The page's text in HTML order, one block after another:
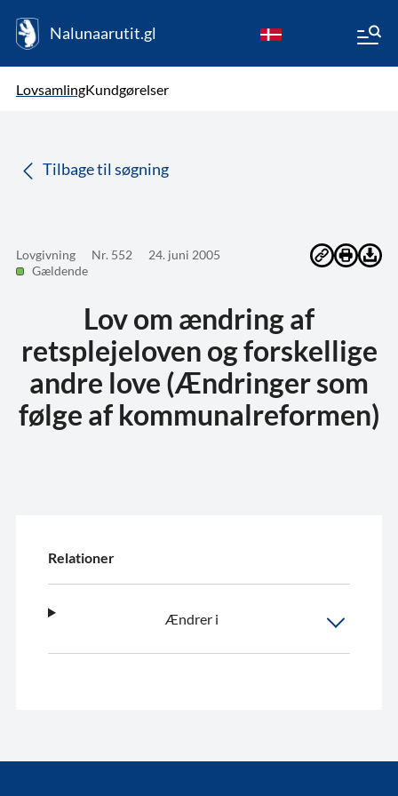
Nalunaarutit.gl
LovsamlingKundgørelser
Tilbage til søgning
Lovgivning Nr. 552
24. juni 2005
Gældende
Lov om ændring af
retsplejeloven og forskellige
andre love (Ændringer som
følge af kommunalreformen)
Relationer
Ændrer i